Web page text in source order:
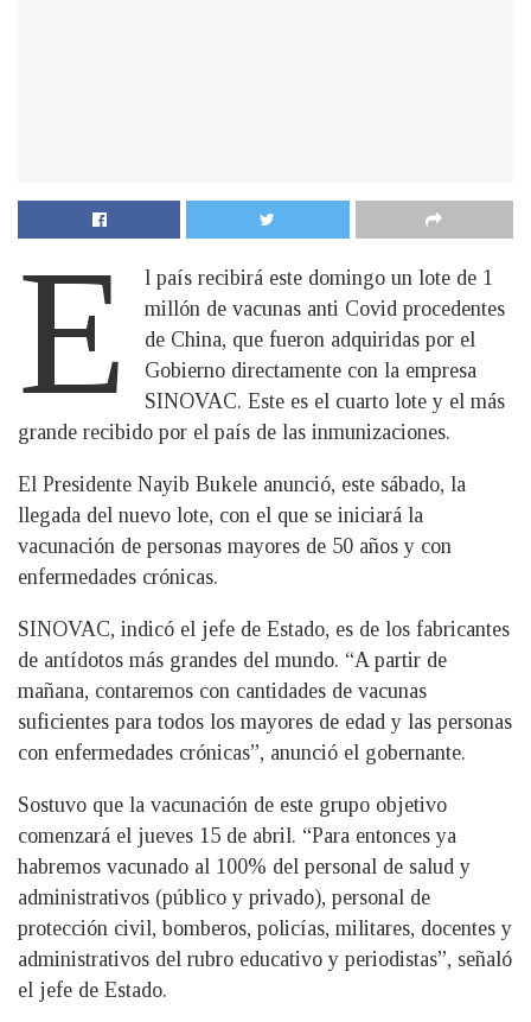
E
l país recibirá este domingo un lote de 1
millón de vacunas anti Covid procedentes
de China, que fueron adquiridas por el
Gobierno directamente con la empresa
SINOVAC. Este es el cuarto lote y el más
grande recibido por el país de las inmunizaciones.
El Presidente Nayib Bukele anunció, este sábado, la
llegada del nuevo lote, con el que se iniciará la
vacunación de personas mayores de 50 años y con
enfermedades crónicas.
SINOVAC, indicó el jefe de Estado, es de los fabricantes
de antídotos más grandes del mundo. “A partir de
mañana, contaremos con cantidades de vacunas
suficientes para todos los mayores de edad y las personas
con enfermedades crónicas”, anunció el gobernante.
Sostuvo que la vacunación de este grupo objetivo
comenzará el jueves 15 de abril. “Para entonces ya
habremos vacunado al 100% del personal de salud y
administrativos (público y privado), personal de
protección civil, bomberos, policías, militares, docentes y
administrativos del rubro educativo y periodistas”, señaló
el jefe de Estado.